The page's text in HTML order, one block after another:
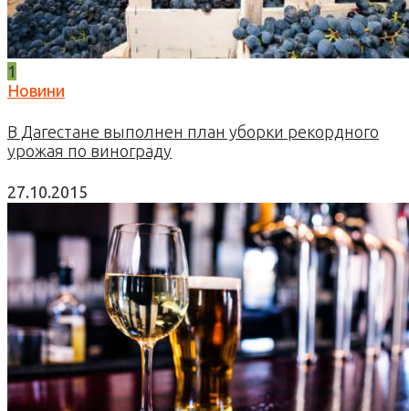
1
Новини
В Дагестане выполнен план уборки рекордного
урожая по винограду
27.10.2015